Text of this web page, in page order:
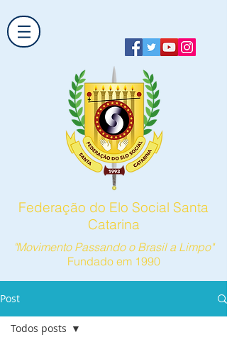
Federação do Elo Social Santa
Catarina
"Movimento Passando o Brasil a Limpo"
Fundado em 1990
Post
Todos posts